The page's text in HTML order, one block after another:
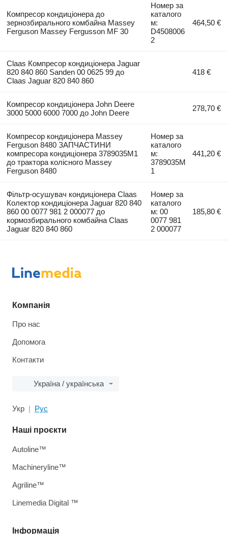
Компресор кондиціонера до
зернозбирального комбайна Massey
Ferguson Massey Fergusson MF 30
Номер за
каталого
м:
D4508006
2
464,50 €
Claas Компресор кондиціонера Jaguar
820 840 860 Sanden 00 0625 99 до
Claas Jaguar 820 840 860
418 €
Компресор кондиціонера John Deere
3000 5000 6000 7000 до John Deere
278,70 €
Компресор кондиціонера Massey
Ferguson 8480 ЗАПЧАСТИНИ
компресора кондиціонера 3789035M1
до трактора колісного Massey
Ferguson 8480
Номер за
каталого
м:
3789035M
1
441,20 €
Фільтр-осушувач кондиціонера Claas
Колектор кондиціонера Jaguar 820 840
860 00 0077 981 2 000077 до
кормозбирального комбайна Claas
Jaguar 820 840 860
Номер за
каталого
м: 00
0077 981
2 000077
185,80 €
Компанія
Про нас
Допомога
Контакти
Україна / українська
Укр Рус
Інформація
Наші проєкти
Autoline™
Machineryline™
Agriline™
Linemedia Digital ™